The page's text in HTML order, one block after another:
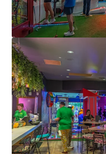
West Park Marketplace
6420 Phelan Boulevard,
18.593 m²
Einzelhandel